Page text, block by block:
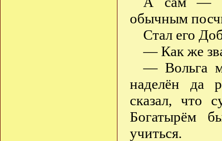
обычным
Стал его
— Как же
— Вольга
наделён да
сказал, что
Богатырём
учиться.